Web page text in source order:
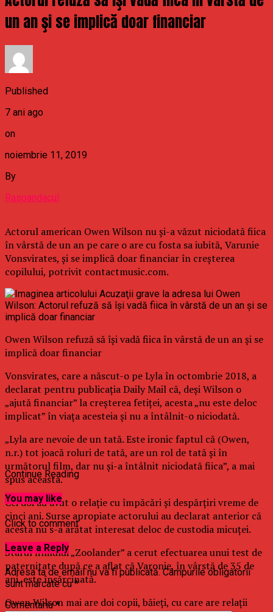
un an şi se implică doar financiar
Published
7 ani ago
on
noiembrie 11, 2019
By
Raspandacul
Actorul american Owen Wilson nu şi-a văzut niciodată fiica
în vârstă de un an pe care o are cu fosta sa iubită, Varunie
Vonsvirates, şi se implică doar financiar în creşterea
copilului, potrivit contactmusic.com.
Owen Wilson refuză să îşi vadă fiica în vârstă de un an şi se
implică doar financiar
Vonsvirates, care a născut-o pe Lyla în octombrie 2018, a
declarat pentru publicaţia Daily Mail că, deşi Wilson o
„ajută financiar” la creşterea fetiţei, acesta „nu este deloc
implicat” în viaţa acesteia şi nu a întâlnit-o niciodată.
„Lyla are nevoie de un tată. Este ironic faptul că (Owen,
n.r.) tot joacă roluri de tată, are un rol de tată şi în
următorul film, dar nu şi-a întâlnit niciodată fiica”, a mai
spus aceasta.
Cei doi au avut o relaţie cu împăcări şi despărţiri vreme de
cinci ani. Surse apropiate actorului au declarat anterior că
acesta nu s-a arătat interesat deloc de custodia micuţei.
Starul filmului „Zoolander” a cerut efectuarea unui test de
paternitate după ce a aflat că Varonie, în vârstă de 35 de
ani, este însărcinată.
Owen Wilson mai are doi copii, băieţi, cu care are relaţii
Continue Reading
You may like
Click to comment
Leave a Reply
Adresa ta de email nu va fi publicată. Câmpurile obligatorii
sunt marcate cu*
Comentariu*